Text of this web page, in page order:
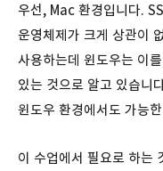
우선, Mac 환경입니다.
운영체제가 크게 상관이
사용하는데 윈도우는 이
있는 것으로 알고 있습니
윈도우 환경에서도 가능
이 수업에서 필요로 하는